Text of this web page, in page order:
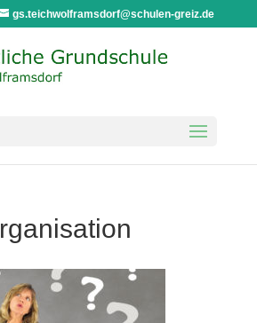
gs.teichwolframsdorf@schulen-greiz.de